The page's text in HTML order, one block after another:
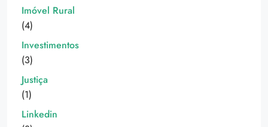
Imóvel Rural
(4)
Investimentos
(3)
Justiça
(1)
Linkedin